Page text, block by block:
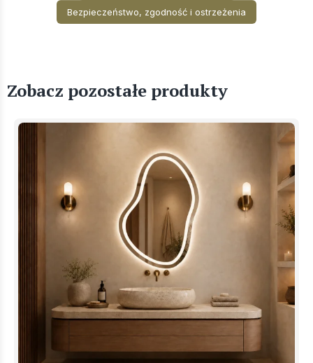
Bezpieczeństwo, zgodność i ostrzeżenia
Zobacz pozostałe produkty